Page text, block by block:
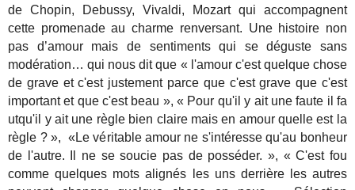
de Chopin, Debussy, Vivaldi, Mozart qui accompagnent
cette promenade au charme renversant. Une histoire non
pas d’amour mais de sentiments qui se déguste sans
modération… qui nous dit que « l'amour c'est quelque chose
de grave et c'est justement parce que c'est grave que c'est
important et que c'est beau », « Pour qu'il y ait une faute il fa
utqu'il y ait une règle bien claire mais en amour quelle est la
règle ? », «Le véritable amour ne s'intéresse qu'au bonheur
de l'autre. Il ne se soucie pas de posséder. », « C'est fou
comme quelques mots alignés les uns derrière les autres